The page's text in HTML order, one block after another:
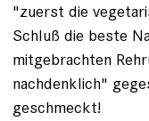
"zuerst die
Schluß die beste
mitgebrachten
nachdenklich"
geschmeckt!